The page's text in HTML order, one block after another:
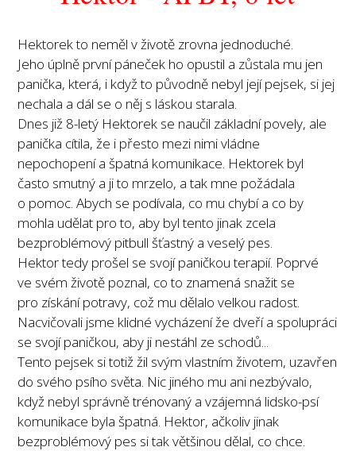
Hektorek to neměl v životě zrovna jednoduché.
Jeho úplně první páneček ho opustil a zůstala mu jen
panička, která, i když to původně nebyl její pejsek, si jej
nechala a dál se o něj s láskou starala.
Dnes již 8-letý Hektorek se naučil základní povely, ale
panička cítila, že i přesto mezi nimi vládne
nepochopení a špatná komunikace. Hektorek byl
často smutný a ji to mrzelo, a tak mne požádala
o pomoc. Abych se podívala, co mu chybí a co by
mohla udělat pro to, aby byl tento jinak zcela
bezproblémový pitbull šťastný a veselý pes.
Hektor tedy prošel se svojí paničkou terapií. Poprvé
ve svém životě poznal, co to znamená snažit se
pro získání potravy, což mu dělalo velkou radost.
Nacvičovali jsme klidné vycházení že dveří a spolupráci
se svojí paničkou, aby ji nestáhl ze schodů...
Tento pejsek si totiž žil svým vlastním životem, uzavřen
do svého psího světa. Nic jiného mu ani nezbývalo,
když nebyl správně trénovaný a vzájemná lidsko-psí
komunikace byla špatná. Hektor, ačkoliv jinak
bezproblémový pes si tak většinou dělal, co chce.